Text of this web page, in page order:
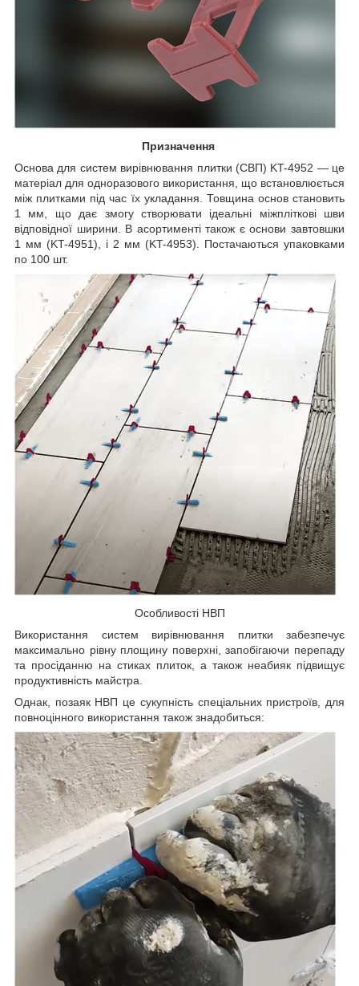
Призначення
Основа для систем вирівнювання плитки (СВП) KT-4952 — це
матеріал для одноразового використання, що встановлюється
між плитками під час їх укладання. Товщина основ становить
1 мм, що дає змогу створювати ідеальні міжпліткові шви
відповідної ширини. В асортименті також є основи завтовшки
1 мм (KT-4951), і 2 мм (KT-4953). Постачаються упаковками
по 100 шт.
Особливості НВП
Використання систем вирівнювання плитки забезпечує
максимально рівну площину поверхні, запобігаючи перепаду
та просіданню на стиках плиток, а також неабияк підвищує
продуктивність майстра.
Однак, позаяк НВП це сукупність спеціальних пристроїв, для
повноцінного використання також знадобиться: